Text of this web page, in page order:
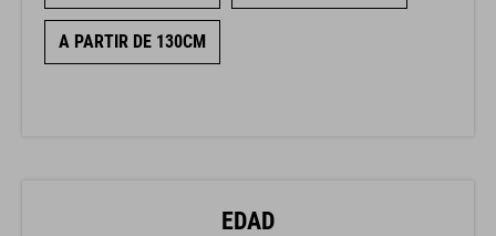
A PARTIR DE 130CM
EDAD